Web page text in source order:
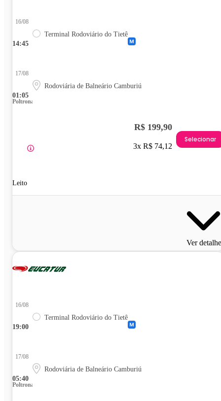
14:45
16/08
Terminal Rodoviário do Tietê
01:05
17/08
Rodoviária de Balneário Camburiú
Poltrona
Leito
R$ 199,90
3x R$ 74,12
Selecionar
Ver
19:00
16/08
Terminal Rodoviário do Tietê
05:40
17/08
Rodoviária de Balneário Camburiú
Poltrona